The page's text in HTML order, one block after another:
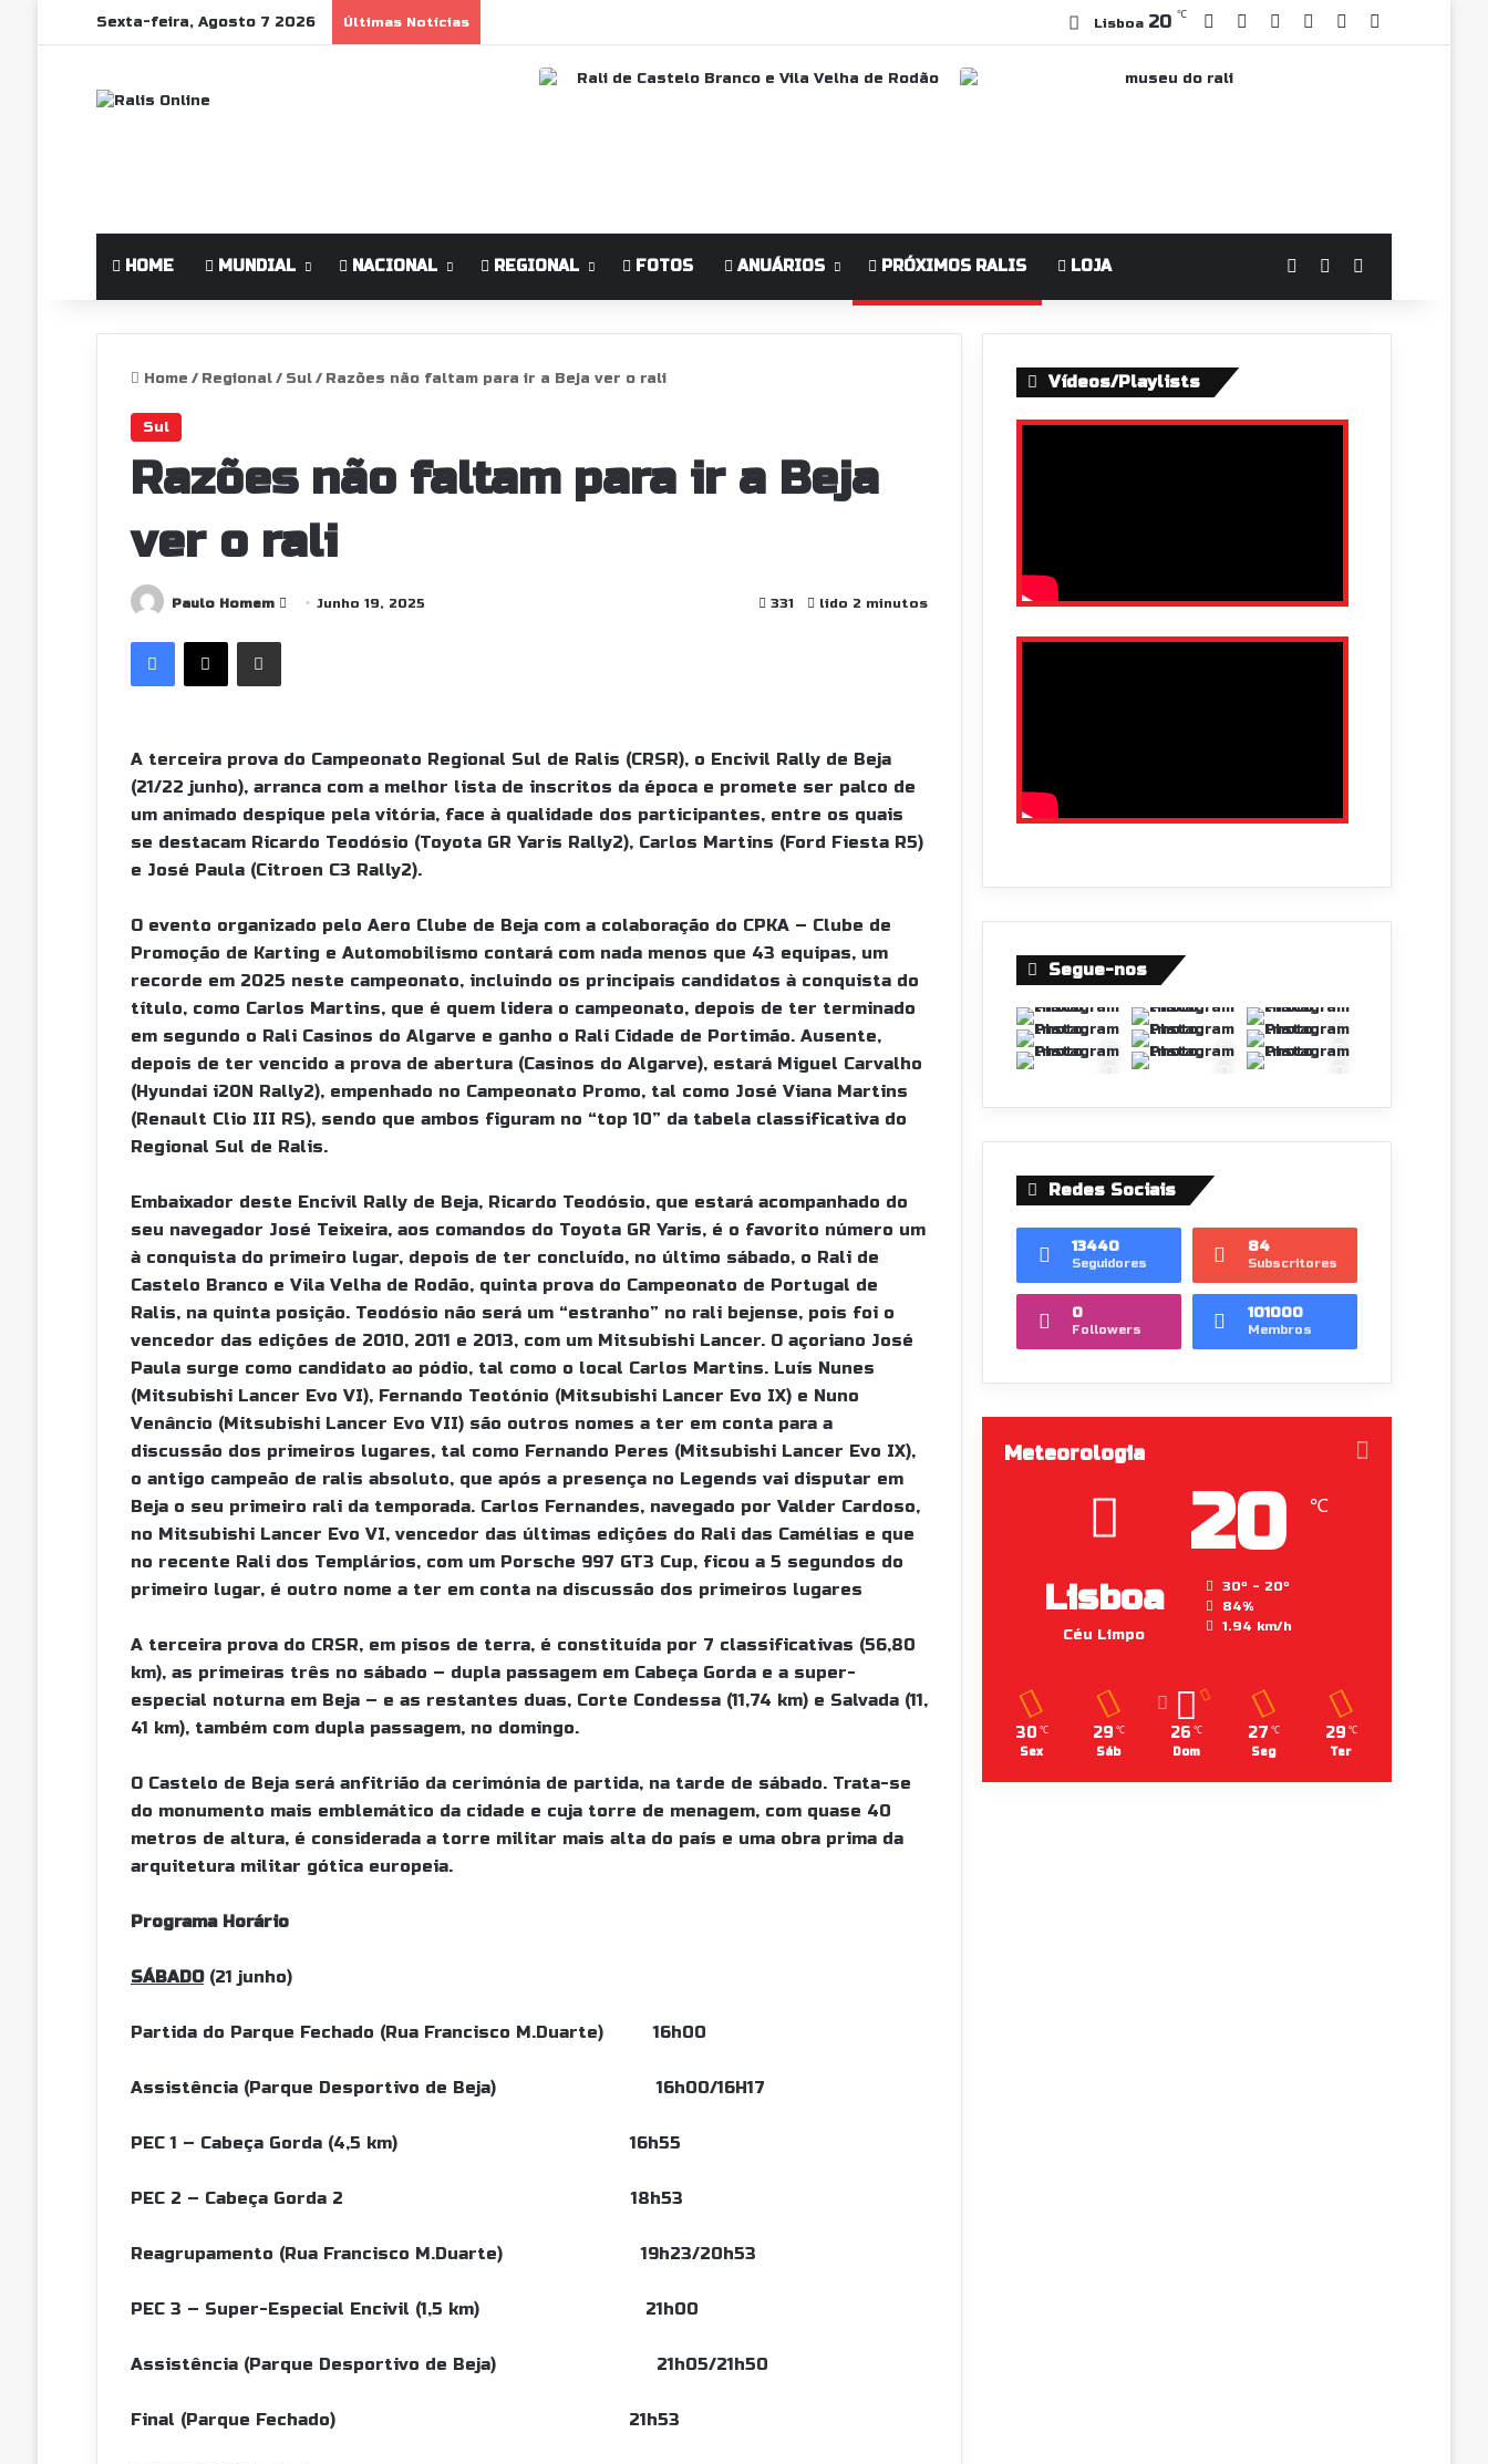
Sexta-feira, Agosto 7 2026 Últimas Notícias Lisboa 20 ℃ Facebook
YouTubeInstagram
WhatsApp
Grupo
HOME MUNDIAL NACIONAL REGIONAL FOTOS ANUÁRIOS PRÓXIMOS RALIS LOJA Log InSwitch skin
Home / Regional/ Sul/ Razões não faltam para ir a Beja ver o rali
Sul
Razões não faltam para ir a Beja
ver o rali
Paulo Homem
SendJunho 19, 2025 331 lido 2 minutos
Facebook
X Partilhar Via Email
A terceira prova do Campeonato Regional Sul de Ralis (CRSR), o Encivil Rally de Beja
(21/22 junho), arranca com a melhor lista de inscritos da época e promete ser palco de
um animado despique pela vitória, face à qualidade dos participantes, entre os quais
se destacam Ricardo Teodósio (Toyota GR Yaris Rally2), Carlos Martins (Ford Fiesta R5)
e José Paula (Citroen C3 Rally2).
O evento organizado pelo Aero Clube de Beja com a colaboração do CPKA – Clube de
Promoção de Karting e Automobilismo contará com nada menos que 43 equipas, um
recorde em 2025 neste campeonato, incluindo os principais candidatos à conquista do
título, como Carlos Martins, que é quem lidera o campeonato, depois de ter terminado
em segundo o Rali Casinos do Algarve e ganho o Rali Cidade de Portimão. Ausente,
depois de ter vencido a prova de abertura (Casinos do Algarve), estará Miguel Carvalho
(Hyundai i20N Rally2), empenhado no Campeonato Promo, tal como José Viana Martins
(Renault Clio III RS), sendo que ambos figuram no “top 10” da tabela classificativa do
Regional Sul de Ralis.
Embaixador deste Encivil Rally de Beja, Ricardo Teodósio, que estará acompanhado do
seu navegador José Teixeira, aos comandos do Toyota GR Yaris, é o favorito número um
à conquista do primeiro lugar, depois de ter concluído, no último sábado, o Rali de
Castelo Branco e Vila Velha de Rodão, quinta prova do Campeonato de Portugal de
Ralis, na quinta posição. Teodósio não será um “estranho” no rali bejense, pois foi o
vencedor das edições de 2010, 2011 e 2013, com um Mitsubishi Lancer. O açoriano José
Paula surge como candidato ao pódio, tal como o local Carlos Martins. Luís Nunes
(Mitsubishi Lancer Evo VI), Fernando Teotónio (Mitsubishi Lancer Evo IX) e Nuno
Venâncio (Mitsubishi Lancer Evo VII) são outros nomes a ter em conta para a
discussão dos primeiros lugares, tal como Fernando Peres (Mitsubishi Lancer Evo IX),
o antigo campeão de ralis absoluto, que após a presença no Legends vai disputar em
Beja o seu primeiro rali da temporada. Carlos Fernandes, navegado por Valder Cardoso,
no Mitsubishi Lancer Evo VI, vencedor das últimas edições do Rali das Camélias e que
no recente Rali dos Templários, com um Porsche 997 GT3 Cup, ficou a 5 segundos do
primeiro lugar, é outro nome a ter em conta na discussão dos primeiros lugares
A terceira prova do CRSR, em pisos de terra, é constituída por 7 classificativas (56,80
km), as primeiras três no sábado – dupla passagem em Cabeça Gorda e a super-
especial noturna em Beja – e as restantes duas, Corte Condessa (11,74 km) e Salvada (11,
41 km), também com dupla passagem, no domingo.
O Castelo de Beja será anfitrião da cerimónia de partida, na tarde de sábado. Trata-se
do monumento mais emblemático da cidade e cuja torre de menagem, com quase 40
metros de altura, é considerada a torre militar mais alta do país e uma obra prima da
arquitetura militar gótica europeia.
Programa Horário
SÁBADO(21 junho)
Partida do Parque Fechado (Rua Francisco M.Duarte) 16h00
Assistência (Parque Desportivo de Beja) 16h00/16H17
PEC 1 – Cabeça Gorda (4,5 km) 16h55
PEC 2 – Cabeça Gorda 2 18h53
Reagrupamento (Rua Francisco M.Duarte) 19h23/20h53
PEC 3 – Super-Especial Encivil (1,5 km) 21h00
Assistência (Parque Desportivo de Beja) 21h05/21h50
Final (Parque Fechado) 21h53
Vídeos/Playlists
Segue-nos
Redes Sociais
13440
Seguidores
84
Subscritores
0
Followers
101000
Membros
Meteorologia
Lisboa
Céu Limpo
20 ℃
30º - 20º
84%
1.94 km/h
30 ℃
Sex
29 ℃
Sáb
26 ℃
Dom
27 ℃
Seg
29 ℃
Ter